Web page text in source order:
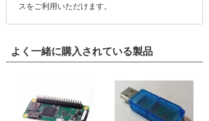
スをご利用いただけます。
よく一緒に購入されている製品